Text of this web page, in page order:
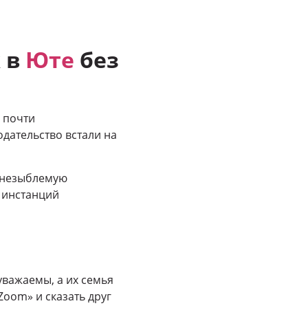
в Юте без
встали на
а их семья
и сказать друг